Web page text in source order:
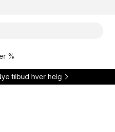
%
tilbud hver helg